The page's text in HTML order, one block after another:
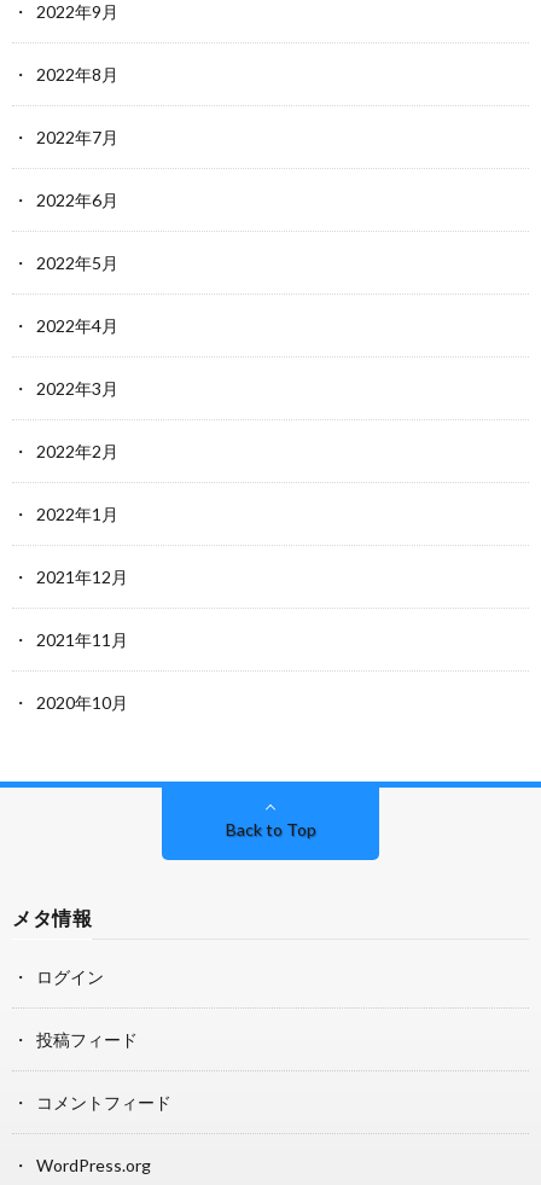
2022年9月
2022年8月
2022年7月
2022年6月
2022年5月
2022年4月
2022年3月
2022年2月
2022年1月
2021年12月
2021年11月
2020年10月
Back to Top
メタ情報
ログイン
投稿フィード
コメントフィード
WordPress.org